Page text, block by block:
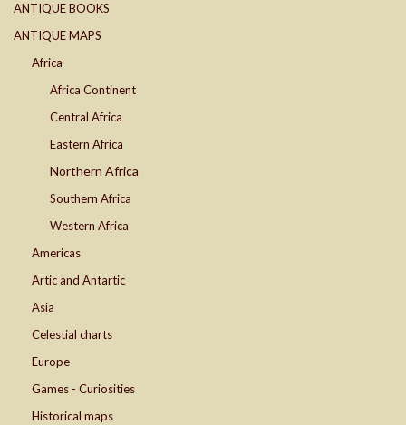
ANTIQUE BOOKS
ANTIQUE MAPS
Africa
Africa Continent
Central Africa
Eastern Africa
Northern Africa
Southern Africa
Western Africa
Americas
Artic and Antartic
Asia
Celestial charts
Europe
Games - Curiosities
Historical maps